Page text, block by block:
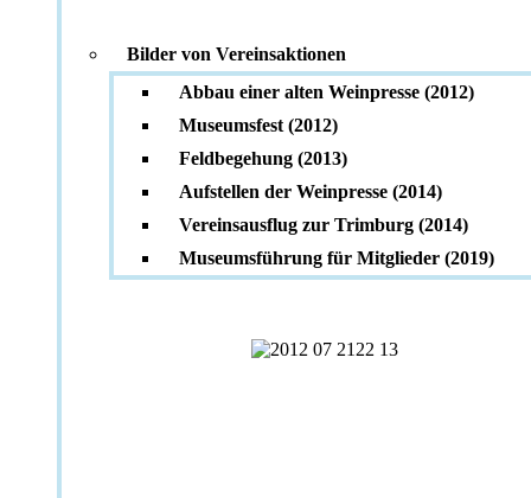
Bilder von Vereinsaktionen
Abbau einer alten Weinpresse (2012)
Museumsfest (2012)
Feldbegehung (2013)
Aufstellen der Weinpresse (2014)
Vereinsausflug zur Trimburg (2014)
Museumsführung für Mitglieder (2019)